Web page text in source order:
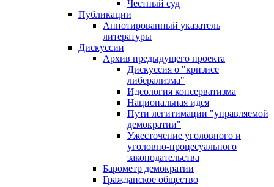
Честный суд
Публикации
Аннотированный указатель
литературы
Дискуссии
Архив предыдущего проекта
Дискуссия о "кризисе
либерализма"
Идеология консерватизма
Национальная идея
Пути легитимации "управляемой
демократии"
Ужесточение уголовного и
уголовно-процесуального
законодательства
Барометр демократии
Гражданское общество